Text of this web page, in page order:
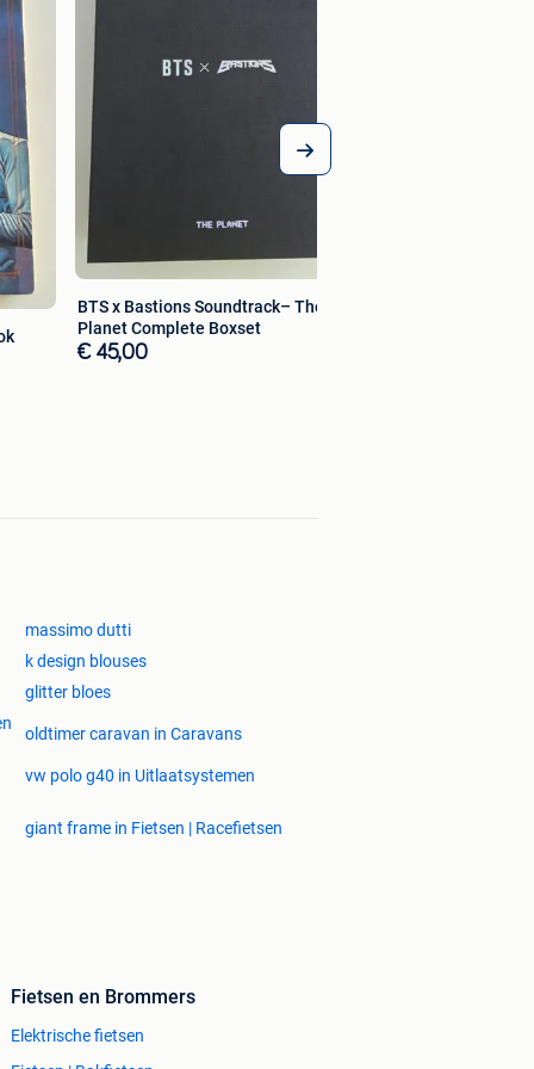
BTS x Bastions Soundtrack– The
Planet Complete Boxset
€ 45,00
massimo dutti
k design blouses
glitter bloes
oldtimer caravan in Caravans
vw polo g40 in Uitlaatsystemen
giant frame in Fietsen | Racefietsen
Fietsen en Brommers
Elektrische fietsen